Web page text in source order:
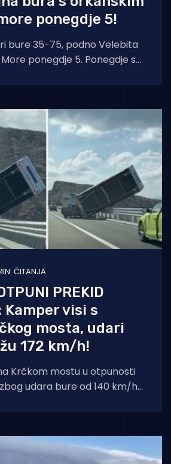
ponegdje 5!
bure 35-75, podno Velebita
ponegdje 5. Ponegdje su
ČITANJA
PREKID
Kamper visi s
mosta, udari
172 km/h!
Krčkom mostu u otpunosti
udara bure od 140 km/h,